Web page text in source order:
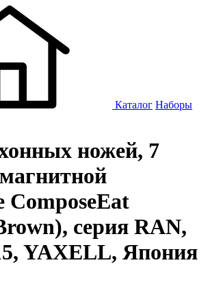
Каталог Наборы
ножей, 7
ComposeEat
серия RAN,
YAXELL, Япония